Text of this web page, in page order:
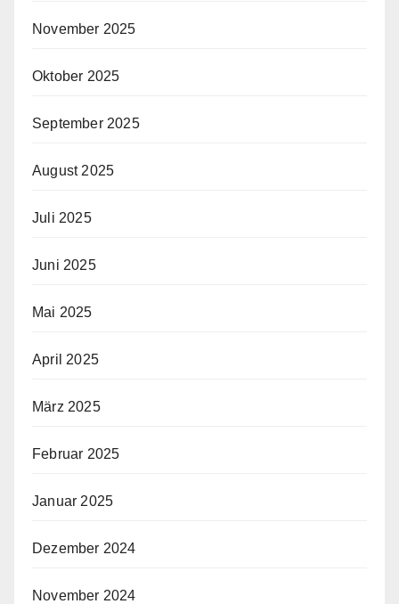
November 2025
Oktober 2025
September 2025
August 2025
Juli 2025
Juni 2025
Mai 2025
April 2025
März 2025
Februar 2025
Januar 2025
Dezember 2024
November 2024